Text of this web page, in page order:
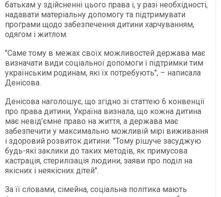
батькам у здійсненні цього права і, у разі необхідності,
надавати матеріальну допомогу та підтримувати
програми щодо забезпечення дитини харчуванням,
одягом і житлом.
"Саме тому в межах своїх можливостей держава має
визначати види соціальної допомоги і підтримки тим
українським родинам, які їх потребують", – написала
Денісова.
Денісова наголошує, що згідно зі статтею 6 конвенції
про права дитини, Україна визнала, що кожна дитина
має невід’ємне право на життя, а держава має
забезпечити у максимально можливій мірі виживання
і здоровий розвиток дитини: "Тому рішуче засуджую
будь-які заклики до таких методів, як примусова
кастрація, стерилізація людини, заяви про поділ на
якісних і неякісних дітей".
За її словами, сімейна, соціальна політика мають